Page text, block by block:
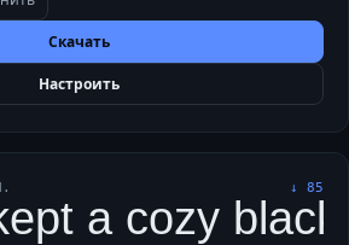
Скачать
Настроить
↓ 85
a cozy